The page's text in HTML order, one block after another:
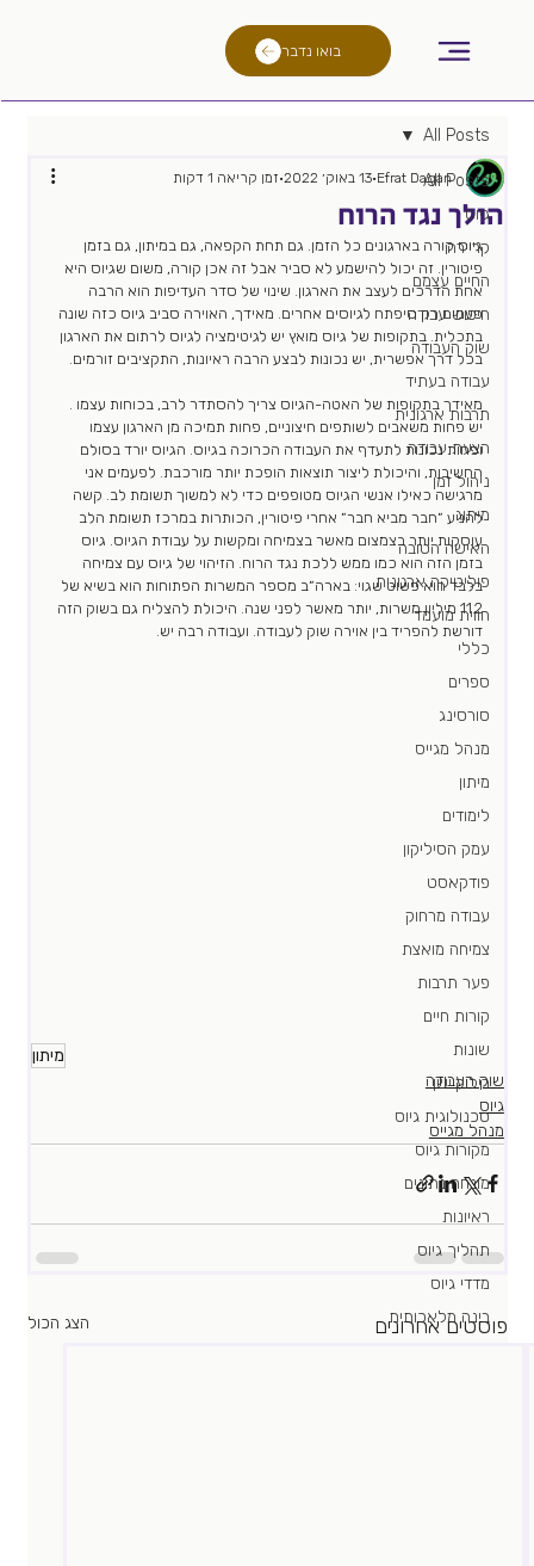
בואו נדבר
All Posts
גיוס
קריירה
החיים עצמם
חיפוש עבודה
שוק העבודה
עבודה בעתיד
תרבות ארגונית
הצעת עבודה
ניהול זמן
מיתוג
האישה הטובה
פוליטיקה ארגונית
חווית מועמד
כללי
ספרים
סורסינג
מנהל מגייס
מיתון
לימודים
עמק הסיליקון
פודקאסט
עבודה מרחוק
צמיחה מואצת
פער תרבות
קורות חיים
שונות
רילוקיישן
טכנולוגית גיוס
מקורות גיוס
מונחה נתונים
ראיונות
תהליך גיוס
מדדי גיוס
בינה מלאכותית
All Posts
הולך נגד הרוח
Efrat Dagan 13 באוק׳ 2022 זמן קריאה 1 דקות
גיוס קורה בארגונים כל הזמן. גם תחת הקפאה, גם במיתון, גם בזמן
פיטורין. זה יכול להישמע לא סביר אבל זה אכן קורה, משום שגיוס היא
אחת הדרכים לעצב את הארגון. שינוי של סדר העדיפות הוא הרבה
פעמים רק סיפתח לגיוסים אחרים. מאידך, האוירה סביב גיוס כזה שונה
בתכלית. בתקופות של גיוס מואץ יש לגיטימציה לגיוס לרתום את הארגון
בכל דרך אפשרית, יש נכונות לבצע הרבה ראיונות, התקציבים זורמים.
מאידך בתקופות של האטה-הגיוס צריך להסתדר לרב, בכוחות עצמו .
יש פחות משאבים לשותפים חיצוניים, פחות תמיכה מן הארגון עצמו
ופחות נכונות לתעדף את העבודה הכרוכה בגיוס. הגיוס יורד בסולם
החשיבות, והיכולת ליצור תוצאות הופכת יותר מורכבת. לפעמים אני
מרגישה כאילו אנשי הגיוס מטופפים כדי לא למשוך תשומת לב. קשה
להניע ״חבר מביא חבר״ אחרי פיטורין, הכותרות במרכז תשומת הלב
עוסקות יותר בצמצום מאשר בצמיחה ומקשות על עבודת הגיוס. גיוס
בזמן הזה הוא כמו ממש ללכת נגד הרוח. הזיהוי של גיוס עם צמיחה
בלבד הוא פשוט שגוי: בארה״ב מספר המשרות הפתוחות הוא בשיא של
11.2 מיליון משרות, יותר מאשר לפני שנה. היכולת להצליח גם בשוק הזה
דורשת להפריד בין אוירה שוק לעבודה. ועבודה רבה יש.
מיתון
שוק העבודה
גיוס
מנהל מגייס
פוסטים אחרונים הצג הכול